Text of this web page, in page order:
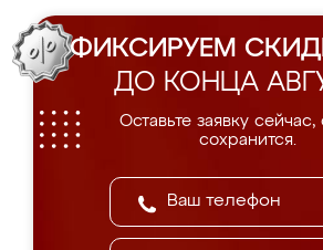
ФИКСИРУЕМ
ДО КОНЦА
Оставьте заявку сейчас,
сохранится.